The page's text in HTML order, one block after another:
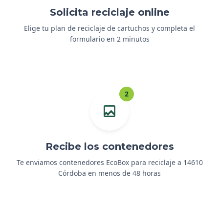
Solicita reciclaje online
Elige tu plan de reciclaje de cartuchos y completa el
formulario en 2 minutos
2
Recibe los contenedores
Te enviamos contenedores EcoBox para reciclaje a 14610
Córdoba en menos de 48 horas